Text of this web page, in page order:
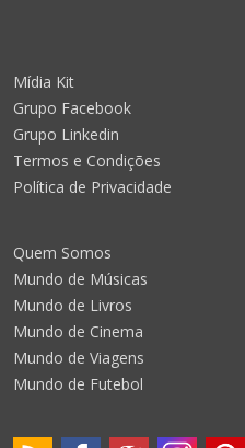
Mídia Kit
Grupo Facebook
Grupo Linkedin
Termos e Condições
Política de Privacidade
Quem Somos
Mundo de Músicas
Mundo de Livros
Mundo de Cinema
Mundo de Viagens
Mundo de Futebol